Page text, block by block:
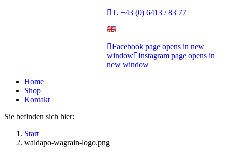
T. +43 (0) 6413 / 83 77
Facebook page opens in new
window Instagram page opens in
new window
Home
Shop
Kontakt
Sie befinden sich hier:
Start
waldapo-wagrain-logo.png